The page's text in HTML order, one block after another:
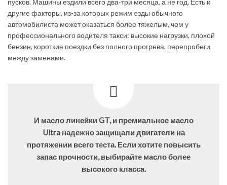
другие факторы, из-за которых режим езды обычного
автомобилиста может оказаться более тяжелым, чем у
профессионального водителя такси: высокие нагрузки, плохой
бензин, короткие поездки без полного прогрева, перепробеги
между заменами.
И масло линейки GT, и премиальное масло
Ultra надежно защищали двигатели на
протяжении всего теста. Если хотите повысить
запас прочности, выбирайте масло более
высокого класса.